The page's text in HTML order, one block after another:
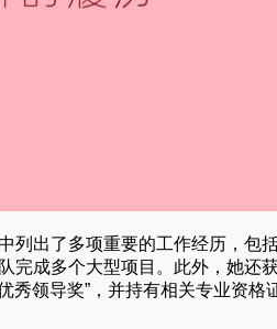
列出了多项重要的工作经历，包
完成多个大型项目。此外，她还
秀领导奖”，并持有相关专业资